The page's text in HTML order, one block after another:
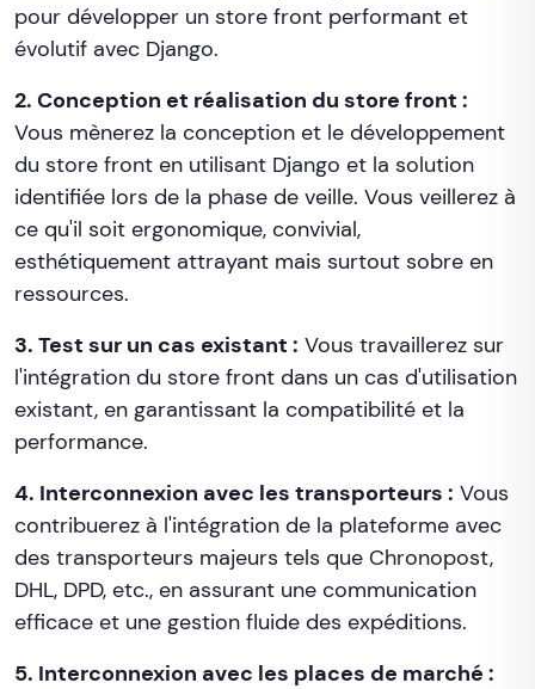
pour développer un store front performant et
évolutif avec Django.
2. Conception et réalisation du store front :
Vous mènerez la conception et le développement
du store front en utilisant Django et la solution
identifiée lors de la phase de veille. Vous veillerez à
ce qu'il soit ergonomique, convivial,
esthétiquement attrayant mais surtout sobre en
ressources.
3. Test sur un cas existant : Vous travaillerez sur
l'intégration du store front dans un cas d'utilisation
existant, en garantissant la compatibilité et la
performance.
4. Interconnexion avec les transporteurs : Vous
contribuerez à l'intégration de la plateforme avec
des transporteurs majeurs tels que Chronopost,
DHL, DPD, etc., en assurant une communication
efficace et une gestion fluide des expéditions.
5. Interconnexion avec les places de marché :